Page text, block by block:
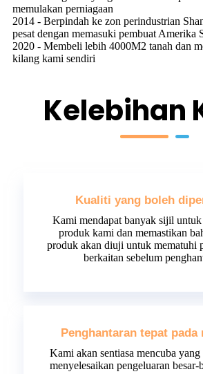
memulakan perniagaan
2014 - Berpindah ke zon perindustrian
pesat dengan memasuki pembuat Amerika
2020 - Membeli lebih 4000M2 tanah dan
kilang kami sendiri
Kelebihan
Kualiti yang boleh
Kami mendapat banyak sijil
produk kami dan memastikan
produk akan diuji untuk mematuhi
berkaitan sebelum
Penghantaran tepat pada
Kami akan sentiasa mencuba
menyelesaikan pengeluaran besar-